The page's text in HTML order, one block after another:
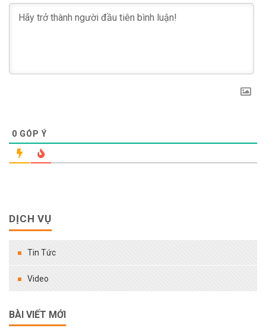
0 GÓP Ý
DỊCH VỤ
Tin Tức
Video
BÀI VIẾT MỚI